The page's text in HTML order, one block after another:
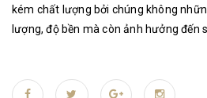
kém chất lượng bởi chúng không
lượng, độ bền mà còn ảnh hưởng đến